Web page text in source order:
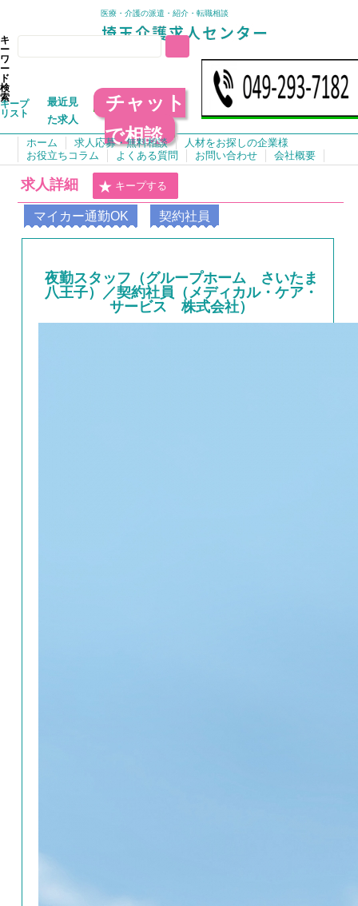
医療・介護の派遣・紹介・転職相談
キ
ー
ワ
ー
ド
検
索
キープ
リスト
最近見
た求人
チャット
で相談
ホーム 求人応募・無料相談
人材をお探しの企業様
お役立ちコラム
よくある質問 お問い合わせ 会社概要
求人詳細 キープする
マイカー通勤OK 契約社員
夜勤スタッフ（グループホーム さいたま
八王子）／契約社員（メディカル・ケア・
サービス 株式会社）